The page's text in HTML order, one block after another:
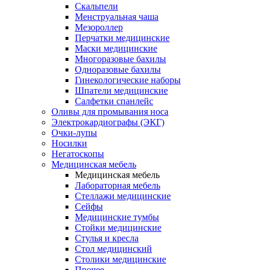
Скальпели
Менструальная чаша
Мезороллер
Перчатки медицинские
Маски медицинские
Многоразовые бахилы
Одноразовые бахилы
Гинекологические наборы
Шпатели медицинские
Салфетки спанлейс
Оливы для промывания носа
Электрокардиографы (ЭКГ)
Очки-лупы
Носилки
Негатоскопы
Медицинская мебель
Медицинская мебель
Лабораторная мебель
Стеллажи медицинские
Сейфы
Медицинские тумбы
Стойки медицинские
Cтулья и кресла
Стол медицинский
Столики медицинские